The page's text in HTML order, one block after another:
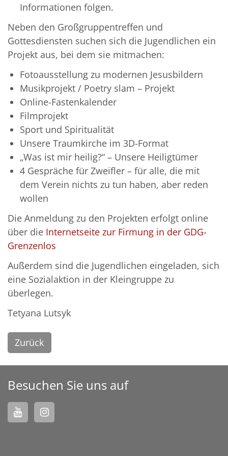
Informationen folgen.
Neben den Großgruppentreffen und
Gottesdiensten suchen sich die Jugendlichen ein
Projekt aus, bei dem sie mitmachen:
Fotoausstellung zu modernen Jesusbildern
Musikprojekt / Poetry slam – Projekt
Online-Fastenkalender
Filmprojekt
Sport und Spiritualität
Unsere Traumkirche im 3D-Format
„Was ist mir heilig?“ – Unsere Heiligtümer
4 Gespräche für Zweifler – für alle, die mit
dem Verein nichts zu tun haben, aber reden
wollen
Die Anmeldung zu den Projekten erfolgt online
über die Internetseite zur Firmung in der GDG-
Grenzenlos
Außerdem sind die Jugendlichen eingeladen, sich
eine Sozialaktion in der Kleingruppe zu
überlegen.
Tetyana Lutsyk
Zurück
Besuchen Sie uns auf